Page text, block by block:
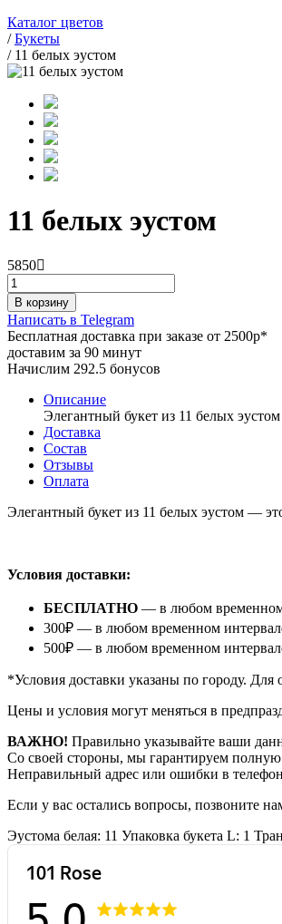
Каталог цветов
/Букеты
/ 11 белых эустом
11 белых эустом
5850
В корзину
Написать в Telegram
Бесплатная доставка при заказе от 2500р*
доставим за 90 минут
Начислим 292.5 бонусов
Описание
Элегантный букет из 11 белых
Доставка
Состав
Отзывы
Оплата
Элегантный букет из 11 белых эустом —
Условия доставки:
БЕСПЛАТНО — в любом временном
300₽ — в любом временном
500₽ — в любом временном
*Условия доставки указаны по городу.
Цены и условия могут меняться в
ВАЖНО! Правильно указывайте ваши
Со своей стороны, мы гарантируем
Неправильный адрес или ошибки в
Если у вас остались вопросы, позвоните
Эустома белая: 11 Упаковка букета L: 1